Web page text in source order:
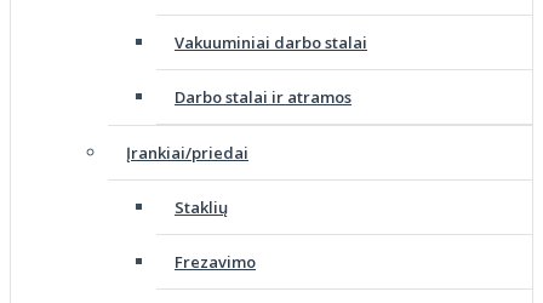
Vakuuminiai darbo stalai
Darbo stalai ir atramos
Įrankiai/priedai
Staklių
Frezavimo